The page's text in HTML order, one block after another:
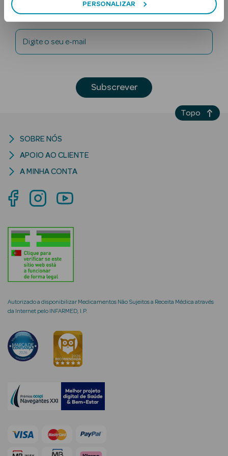
PERSONALIZAR
Rosto
Lábios
Solares Bebé e
Rosto e
Cosmética
Rosto
Hidratantes
Séruns Faciais
Creme de Olhos
Anti-
envelhecimento
Newsletter
Digite o seu e-mail
Subscrever
Autorizado a disponibilizar Medicamentos Não Sujeitos a Receita Médica através
da Internet pelo INFARMED, I.P.
SOBRE NÓS
APOIO AO CLIENTE
A MINHA CONTA
Topo